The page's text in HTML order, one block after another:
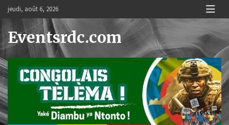
Skip
content
jeudi, août 6, 2026
Eventsrdc.com